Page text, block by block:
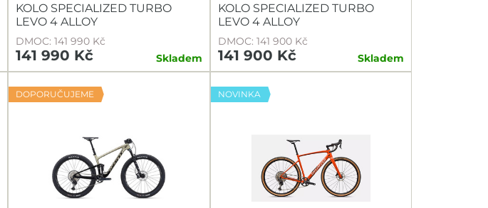
KOLO SPECIALIZED TURBO
LEVO 4 ALLOY
DMOC: 141 990 Kč
141 990 Kč Skladem
KOLO SPECIALIZED TURBO
LEVO 4 ALLOY
DMOC: 141 900 Kč
141 900 Kč Skladem
DOPORUČUJEME NOVINKA